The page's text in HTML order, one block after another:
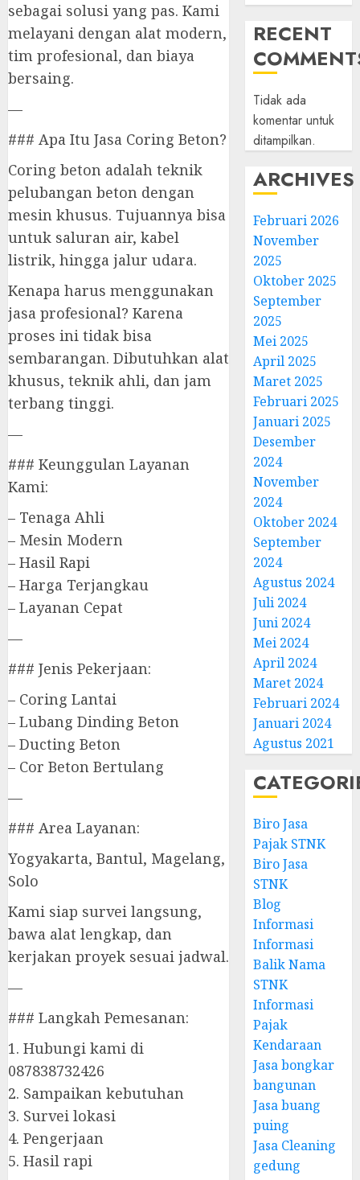
sebagai solusi yang pas. Kami
melayani dengan alat modern,
tim profesional, dan biaya
bersaing.
—
### Apa Itu Jasa Coring Beton?
Coring beton adalah teknik
pelubangan beton dengan
mesin khusus. Tujuannya bisa
untuk saluran air, kabel
listrik, hingga jalur udara.
Kenapa harus menggunakan
jasa profesional? Karena
proses ini tidak bisa
sembarangan. Dibutuhkan alat
khusus, teknik ahli, dan jam
terbang tinggi.
—
### Keunggulan Layanan
Kami:
– Tenaga Ahli
– Mesin Modern
– Hasil Rapi
– Harga Terjangkau
– Layanan Cepat
—
### Jenis Pekerjaan:
– Coring Lantai
– Lubang Dinding Beton
– Ducting Beton
– Cor Beton Bertulang
—
### Area Layanan:
Yogyakarta, Bantul, Magelang,
Solo
Kami siap survei langsung,
bawa alat lengkap, dan
kerjakan proyek sesuai jadwal.
—
### Langkah Pemesanan:
1. Hubungi kami di
087838732426
2. Sampaikan kebutuhan
3. Survei lokasi
4. Pengerjaan
5. Hasil rapi
RECENT
Tidak ada
komentar untuk
ditampilkan.
ARCHIVES
Februari 2026
November
2025
Oktober 2025
September
2025
Mei 2025
April 2025
Maret 2025
Februari 2025
Januari 2025
Desember
2024
November
2024
Oktober 2024
September
2024
Agustus 2024
Juli 2024
Juni 2024
Mei 2024
April 2024
Maret 2024
Februari 2024
Januari 2024
Agustus 2021
Biro Jasa
Pajak STNK
Biro Jasa
STNK
Blog
Informasi
Informasi
Balik Nama
STNK
Informasi
Pajak
Kendaraan
Jasa bongkar
bangunan
Jasa buang
puing
Jasa Cleaning
gedung